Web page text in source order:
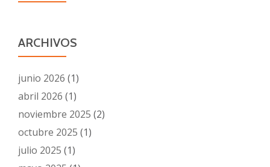
ARCHIVOS
junio 2026 (1)
abril 2026 (1)
noviembre 2025 (2)
octubre 2025 (1)
julio 2025 (1)